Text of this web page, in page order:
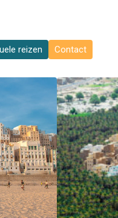
reizen Contact